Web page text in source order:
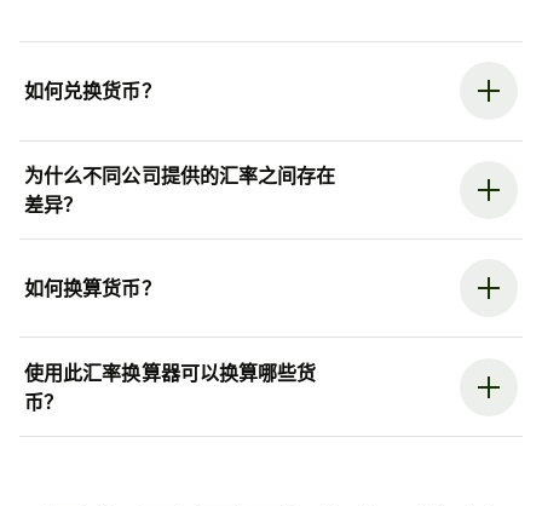
如何兑换货币？
为什么不同公司提供的汇率之间存在
差异？
如何换算货币？
使用此汇率换算器可以换算哪些货
币？